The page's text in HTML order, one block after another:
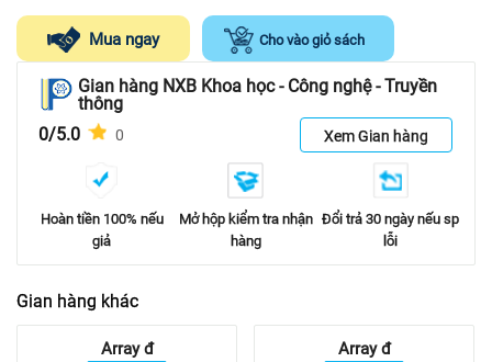
Mua ngay Cho vào giỏ sách
Gian hàng NXB Khoa học - Công nghệ - Truyền
thông
0/5.0
0 Xem Gian hàng
Hoàn tiền 100% nếu
giả
Mở hộp kiểm tra nhận
hàng
Đổi trả 30 ngày nếu sp
lỗi
Gian hàng khác
Arrayđ Arrayđ